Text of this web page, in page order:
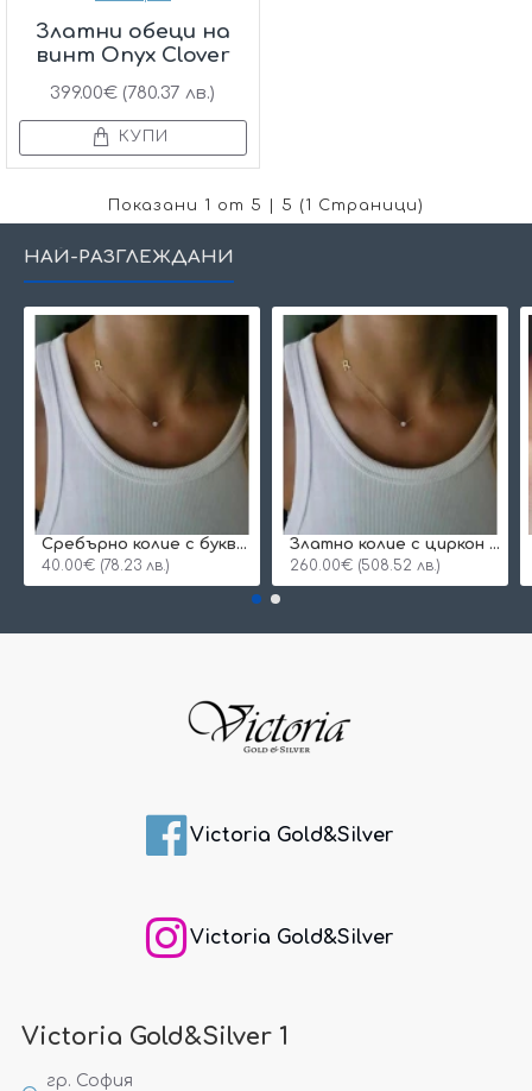
Златни обеци на
винт Onyx Clover
399.00€ (780.37 лв.)
КУПИ
Показани 1 от 5 | 5 (1 Страници)
НАЙ-РАЗГЛЕЖДАНИ
Сребърнo колие с буква и едно камъче
40.00€ (78.23 лв.)
Златно колие с циркон и буква по избор
260.00€ (508.52 лв.)
Victoria Gold&Silver
Victoria Gold&Silver
Victoria Gold&Silver 1
гр. София